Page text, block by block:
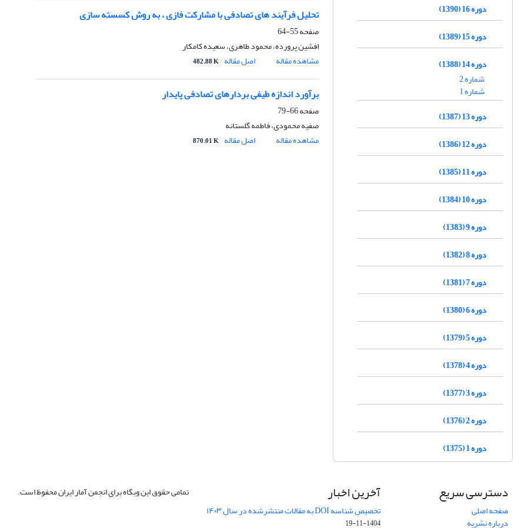
تحلیل فرآیند های تصادفی با مشارکت فازی ، به روش کسسته سازی
صفحه55-64
افشین پرورده، محمود طاهری، سعیده کامکار
مشاهده مقاله
اصل مقاله 482.88 K
برآورد اندازه طیفی بردارهای تصادفی پایدار
صفحه66-79
صفیه محمودی، فاطمه گلستانه
مشاهده مقاله
اصل مقاله 870.01 K
دوره 16 (1390)
دوره 15 (1389)
دوره 14 (1388)
شماره 2
شماره 1
دوره 13 (1387)
دوره 12 (1386)
دوره 11 (1385)
دوره 10 (1384)
دوره 9 (1383)
دوره 8 (1382)
دوره 7 (1381)
دوره 6 (1380)
دوره 5 (1379)
دوره 4 (1378)
دوره 3 (1377)
دوره 2 (1376)
دوره 1 (1375)
دسترسی سریع
صفحه اصلی
درباره نشریه
آخرین اخبار
تخصیص شناسه DOI به مقالات منتشرشده در سال ۱۴۰۳
1404-11-19
تمامی حقوق این وبگاه برای انجمن آمار ایران محفوظ است.